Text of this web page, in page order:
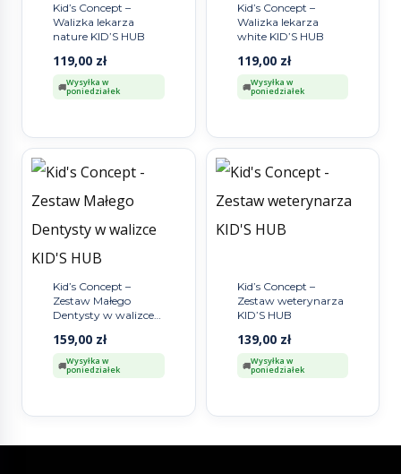
Kid’s Concept –
Walizka lekarza
nature KID’S HUB
119,00 zł
Wysyłka w
poniedziałek
Kid’s Concept –
Walizka lekarza
white KID’S HUB
119,00 zł
Wysyłka w
poniedziałek
Kid’s Concept –
Zestaw Małego
Dentysty w walizce
159,00 zł
Wysyłka w
poniedziałek
Kid’s Concept –
Zestaw weterynarza
KID’S HUB
139,00 zł
Wysyłka w
poniedziałek